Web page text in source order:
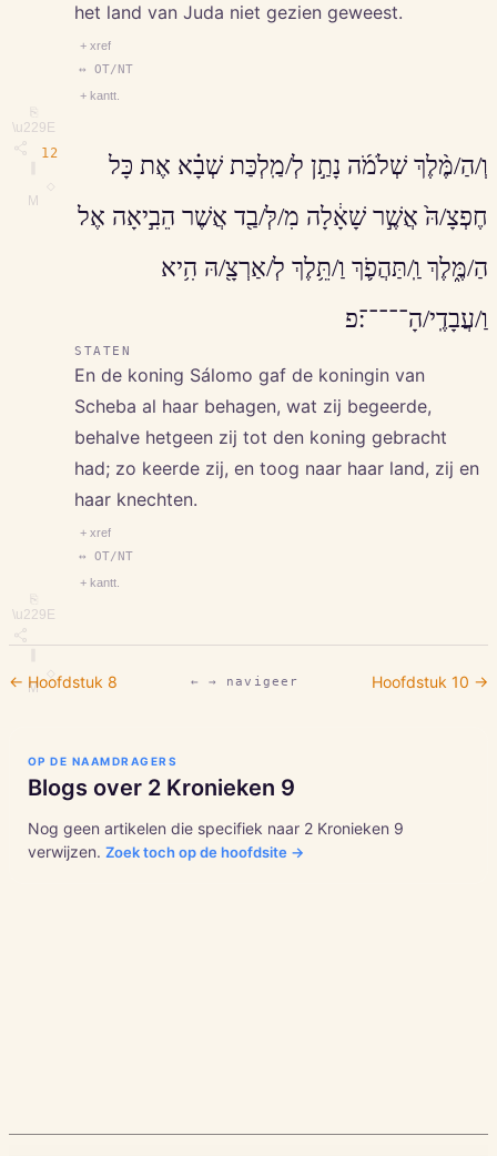
⎘
\u229E
M
het land van Juda niet gezien geweest.
+ xref
↔ OT/NT
+ kantt.
12
⎘
\u229E
M
וְ/הַ/מֶּ֨לֶךְ שְׁלֹמֹ֜ה נָתַ֣ן לְ/מַֽלְכַּת שְׁבָ֗א אֶת כָּל
חֶפְצָ/הּ֙ אֲשֶׁ֣ר שָׁאָ֔לָה מִ/לְּ/בַ֖ד אֲשֶׁר הֵבִ֣יאָה אֶל
הַ/מֶּ֑לֶךְ וַֽ/תַּהֲפֹ֛ךְ וַ/תֵּ֥לֶךְ לְ/אַרְצָ֖/הּ הִ֥יא
וַ/עֲבָדֶֽי/הָ־־־־־׃פ
STATEN
En de koning Sálomo gaf de koningin van
Scheba al haar behagen, wat zij begeerde,
behalve hetgeen zij tot den koning gebracht
had; zo keerde zij, en toog naar haar land, zij en
haar knechten.
+ xref
↔ OT/NT
+ kantt.
← Hoofdstuk 8 ← → navigeer Hoofdstuk 10 →
OP DE NAAMDRAGERS
Blogs over 2 Kronieken 9
Nog geen artikelen die specifiek naar 2 Kronieken 9
verwijzen. Zoek toch op de hoofdsite →